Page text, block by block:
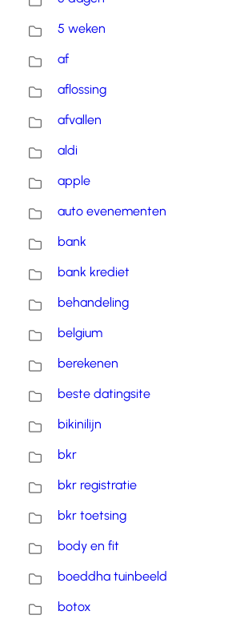
5 weken
af
aflossing
afvallen
aldi
apple
auto evenementen
bank
bank krediet
behandeling
belgium
berekenen
beste datingsite
bikinilijn
bkr
bkr registratie
bkr toetsing
body en fit
boeddha tuinbeeld
botox